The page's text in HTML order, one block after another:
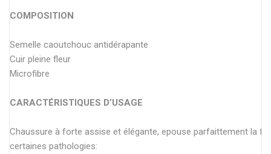
COMPOSITION
Semelle caoutchouc antidérapante
Cuir pleine fleur
Microfibre
CARACTÉRISTIQUES D’USAGE
Chaussure à forte assise et élégante, epouse parfaittement la
certaines pathologies: